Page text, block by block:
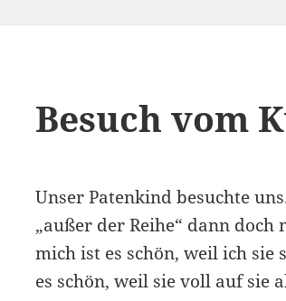
Besuch vom
Unser Patenkind besuchte
„außer der Reihe“ dann
mich ist es schön, weil ich
es schön, weil sie voll auf sie